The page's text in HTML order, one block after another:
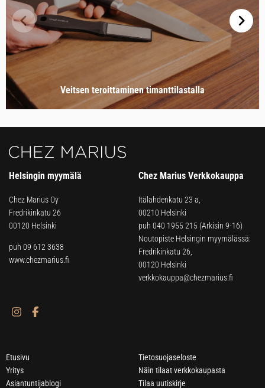
Veitsen teroittaminen timanttilastalla
Helsingin myymälä
Chez Marius Oy
Fredrikinkatu 26
00120 Helsinki
puh 09 612 3638
www.chezmarius.fi
Chez Marius Verkkokauppa
Itälahdenkatu 23 a,
00210 Helsinki
puh 040 1955 215 (Arkisin 9-16)
Noutopiste Helsingin myymälässä:
Fredrikinkatu 26,
00120 Helsinki
verkkokauppa@chezmarius.fi
Etusivu
Yritys
Asiantuntijablogi
Tietosuojaseloste
Näin tilaat verkkokaupasta
Tilaa uutiskirje